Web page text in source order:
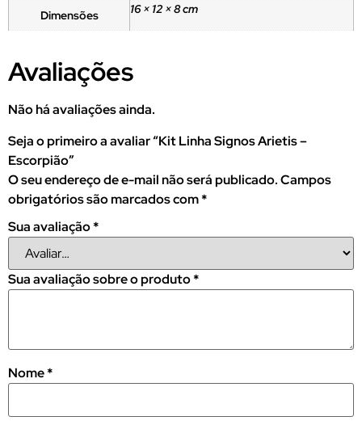
Dimensões 16 × 12 × 8 cm
Avaliações
Não há avaliações ainda.
Seja o primeiro a avaliar “Kit Linha Signos Arietis –
Escorpião”
O seu endereço de e-mail não será publicado.Campos
obrigatórios são marcados com*
Sua avaliação*
Sua avaliação sobre o produto*
Nome*